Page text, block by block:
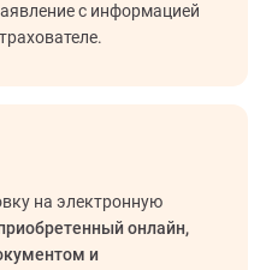
с информацией
на электронную
онлайн,
и